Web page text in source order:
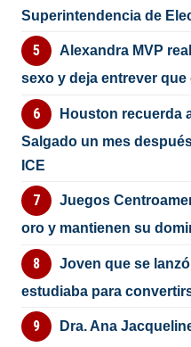
Superintendencia de
Alexandra MVP
sexo y deja entrever
Houston recuerda
Salgado un mes
ICE
Juegos
oro y mantienen su
Joven que se
estudiaba para
Dra. Ana